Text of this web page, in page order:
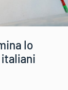
lo